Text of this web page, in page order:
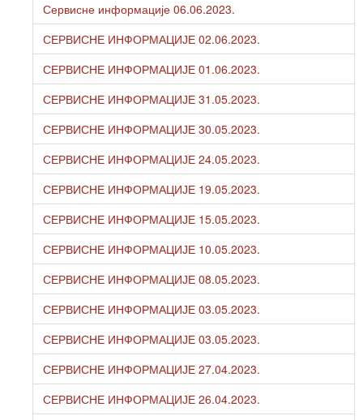
Сервисне информације 06.06.2023.
СЕРВИСНЕ ИНФОРМАЦИЈЕ 02.06.2023.
СЕРВИСНЕ ИНФОРМАЦИЈЕ 01.06.2023.
СЕРВИСНЕ ИНФОРМАЦИЈЕ 31.05.2023.
СЕРВИСНЕ ИНФОРМАЦИЈЕ 30.05.2023.
СЕРВИСНЕ ИНФОРМАЦИЈЕ 24.05.2023.
СЕРВИСНЕ ИНФОРМАЦИЈЕ 19.05.2023.
СЕРВИСНЕ ИНФОРМАЦИЈЕ 15.05.2023.
СЕРВИСНЕ ИНФОРМАЦИЈЕ 10.05.2023.
СЕРВИСНЕ ИНФОРМАЦИЈЕ 08.05.2023.
СЕРВИСНЕ ИНФОРМАЦИЈЕ 03.05.2023.
СЕРВИСНЕ ИНФОРМАЦИЈЕ 03.05.2023.
СЕРВИСНЕ ИНФОРМАЦИЈЕ 27.04.2023.
СЕРВИСНЕ ИНФОРМАЦИЈЕ 26.04.2023.